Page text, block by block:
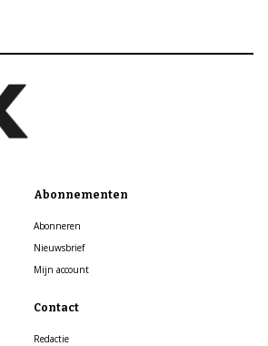
Abonnementen
Abonneren
Nieuwsbrief
Mijn account
Contact
Redactie